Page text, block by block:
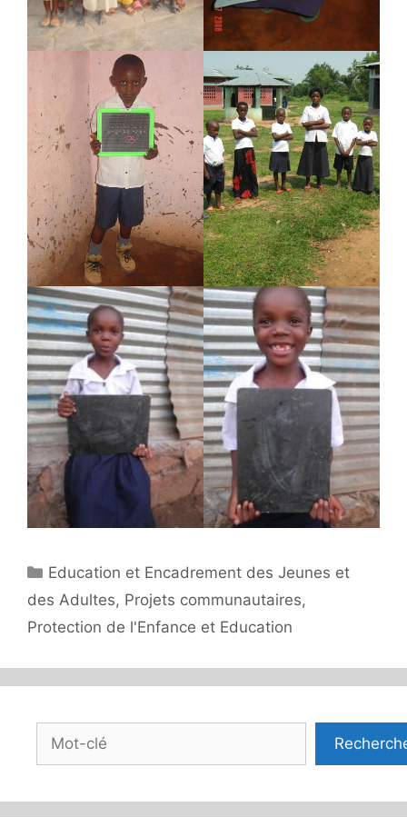
Catégories
Education et Encadrement des Jeunes et
des Adultes, Projets communautaires,
Protection de l'Enfance et Education
Rechercher